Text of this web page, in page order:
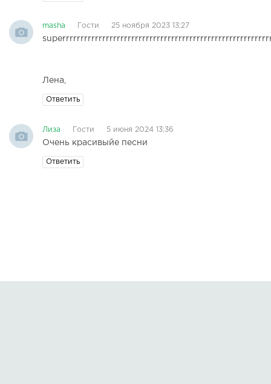
masha Гости 25 ноября 2023 13:27
Лена,
Ответить
Лиза Гости 5 июня 2024 13:36
Очень красивыйе песни
Ответить